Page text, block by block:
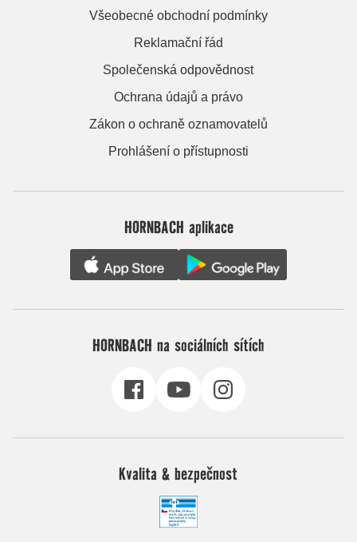
Všeobecné obchodní podmínky
Reklamační řád
Společenská odpovědnost
Ochrana údajů a právo
Zákon o ochraně oznamovatelů
Prohlášení o přístupnosti
HORNBACH aplikace
HORNBACH na sociálních sítích
Kvalita & bezpečnost